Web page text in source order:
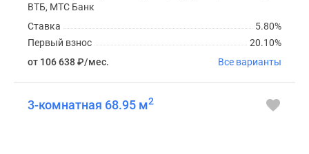
ВТБ, МТС Банк
5.80%
Ставка
20.10%
Первый взнос
от 106 638₽/мес. Все варианты
3-комнатная 68.95 м2